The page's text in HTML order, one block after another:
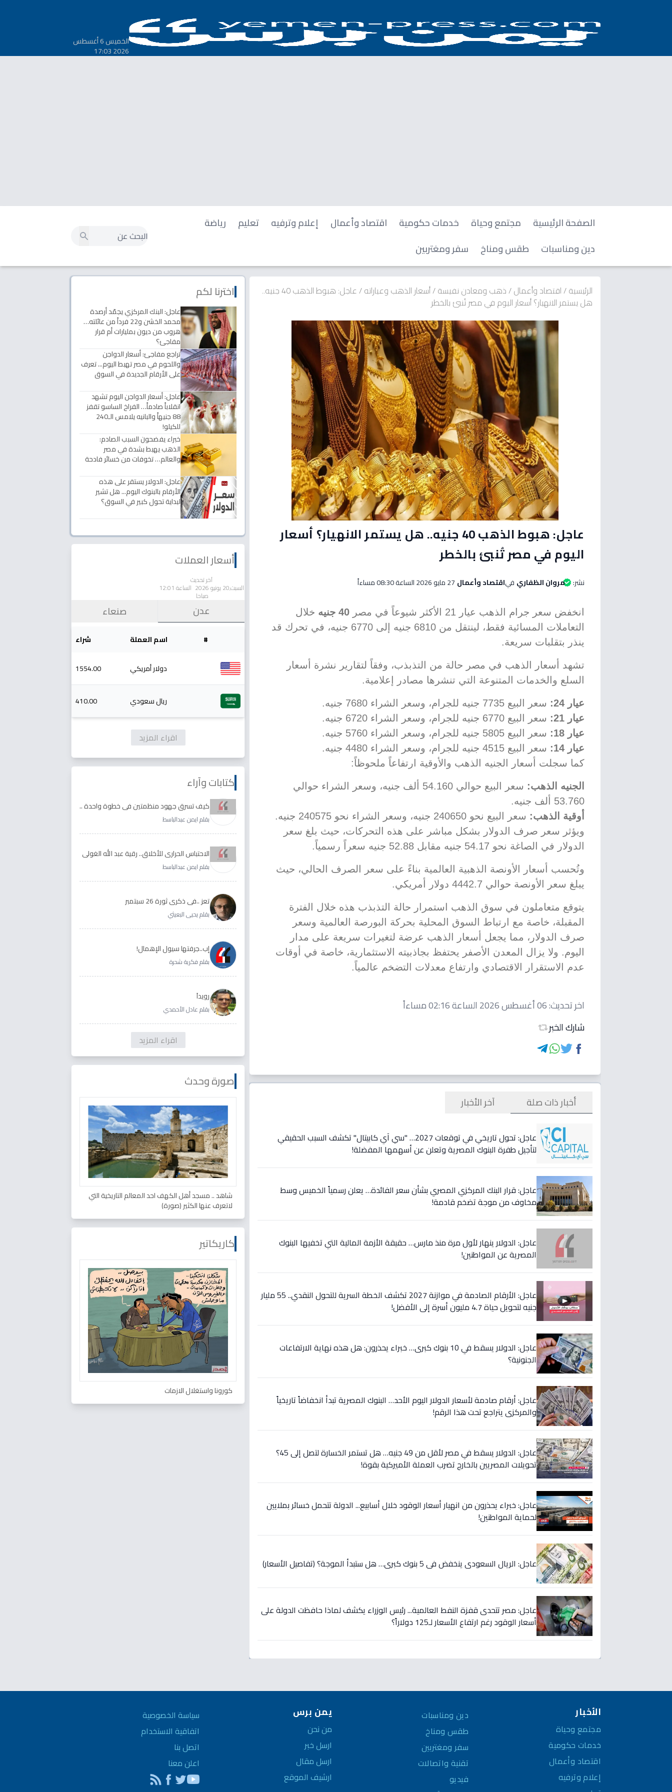
الخميس 6 أغسطس
2026 17:03
الصفحة الرئيسية مجتمع وحياة خدمات حكومية اقتصاد وأعمال إعلام وترفيه تعليم
رياضة
دين ومناسبات
طقس ومناخ سفر ومغتربين
الرئيسية/اقتصاد وأعمال/ذهب ومعادن نفيسة/أسعار الذهب وعياراته/
عاجل: هبوط الذهب 40 جنيه..
هل يستمر الانهيار؟ أسعار اليوم في مصر تُنبئ بالخطر
عاجل: هبوط الذهب 40 جنيه.. هل يستمر الانهيار؟ أسعار
اليوم في مصر تُنبئ بالخطر
نشر: مروان الظفاري فياقتصاد وأعمال 27 مايو 2026 الساعة 08:30 مساءاً
انخفض سعر جرام الذهب عيار 21 الأكثر شيوعاً في مصر 40 جنيه
خلال
التعاملات المسائية فقط، لينتقل من 6810 جنيه إلى 6770 جنيه، في تحرك قد
ينذر بتقلبات سريعة.
تشهد أسعار الذهب في مصر حالة من التذبذب، وفقاً لتقارير نشرة أسعار
السلع والخدمات المتنوعة التي تنشرها مصادر إعلامية.
عيار 24:
سعر البيع 7735 جنيه للجرام، وسعر الشراء 7680 جنيه.
عيار 21:
سعر البيع 6770 جنيه للجرام، وسعر الشراء 6720 جنيه.
عيار 18:
سعر البيع 5805 جنيه للجرام، وسعر الشراء 5760 جنيه.
عيار 14:
سعر البيع 4515 جنيه للجرام، وسعر الشراء 4480 جنيه.
كما سجلت أسعار الجنيه الذهب والأوقية ارتفاعاً ملحوظاً:
الجنيه الذهب:
سعر البيع حوالي 54.160 ألف جنيه، وسعر الشراء حوالي
53.760 ألف جنيه.
أوقية الذهب: سعر البيع نحو 240650 جنيه، وسعر الشراء نحو 240575 جنيه.
ويؤثر سعر صرف الدولار بشكل مباشر على هذه التحركات، حيث بلغ سعر
الدولار في الصاغة نحو 54.17 جنيه مقابل 52.88 جنيه سعراً رسمياً.
وتُحسب أسعار الأونصة الذهبية العالمية بناءً على سعر الصرف الحالي، حيث
يبلغ سعر الأونصة حوالي 4442.7 دولار أمريكي.
يتوقع متعاملون في سوق الذهب استمرار حالة التذبذب هذه خلال الفترة
المقبلة، خاصة مع ارتباط السوق المحلية بحركة البورصة العالمية وسعر
صرف الدولار، مما يجعل أسعار الذهب عرضة لتغيرات سريعة على مدار
اليوم. ولا يزال المعدن الأصفر يحتفظ بجاذبيته الاستثمارية، خاصة في أوقات
عدم الاستقرار الاقتصادي وارتفاع معدلات التضخم عالمياً.
اخر تحديث:06 أغسطس 2026 الساعة 02:16 مساءاً
شارك الخبر
أخبار ذات صلة آخر الأخبار
عاجل: تحول تاريخي في توقعات 2027… "سي آي كابيتال" تكشف السبب الحقيقي
لتأجيل طفرة البنوك المصرية وتعلن عن أسهمها المفضلة!
عاجل: قرار البنك المركزي المصري بشأن سعر الفائدة… يعلن رسمياً الخميس وسط
مخاوف من موجة تضخم قادمة!
عاجل: الدولار ينهار لأول مرة منذ مارس… حقيقة الأزمة المالية التي تخفيها البنوك
المصرية عن المواطنين!
عاجل: الأرقام الصادمة في موازنة 2027 تكشف الخطة السرية للتحول النقدي.. 55 مليار
جنيه لتحويل حياة 4.7 مليون أسرة إلى الأفضل!
عاجل: الدولار يسقط في 10 بنوك كبرى… خبراء يحذرون: هل هذه نهاية الارتفاعات
الجنونية؟
عاجل: أرقام صادمة لأسعار الدولار اليوم الأحد… البنوك المصرية تبدأ انخفاضاً تاريخياً
والمركزي يتراجع تحت هذا الرقم!
عاجل: الدولار يسقط في مصر لأقل من 49 جنيه… هل تستمر الخسارة لتصل إلى 45؟
تحويلات المصريين بالخارج تضرب العملة الأميركية بقوة!
عاجل: خبراء يحذرون من انهيار أسعار الوقود خلال أسابيع... الدولة تتحمل خسائر بملايين
لحماية المواطنين!
عاجل: الريال السعودي ينخفض في 5 بنوك كبرى… هل ستبدأ الموجة؟ (تفاصيل الأسعار)
عاجل: مصر تتحدى قفزة النفط العالمية... رئيس الوزراء يكشف لماذا حافظت الدولة على
أسعار الوقود رغم ارتفاع الأسعار لـ125 دولاراً؟
اخترنا لكم
عاجل: البنك المركزي يجمّد أرصدة
محمد الخشن و22 فرداً من عائلته…
هروب من ديون بمليارات أم قرار
مفاجئ؟
تراجع مفاجئ: أسعار الدواجن
واللحوم في مصر تهبط اليوم... تعرف
على الأرقام الجديدة في السوق
عاجل: أسعار الدواجن اليوم تشهد
انقلاباً صادماً… الفراخ الساسو تقفز
88 جنيهاً والبانيه يلامس الـ240
للكيلو!
خبراء يفضحون السبب الصادم:
الذهب يهبط بشدة في مصر
والعالم… تخوفات من خسائر فادحة
عاجل: الدولار يستقر على هذه
الأرقام بالبنوك اليوم... هل تشير
لبداية تحول كبير في السوق؟
أسعار العملات
آخر تحديث
السبت,20 يونيو 2026 الساعة 12:01
صباحا
عدن صنعاء
# اسم العملة شراء
دولار أمريكي 1554.00
ريال سعودي 410.00
اقراء المزيد
كتابات وآراء
كيف تسرق جهود منظمتين في خطوة واحدة ..
الأجابة لدى رقية عبد الله الغولي وغدير طيره
بقلم ايمن عبدالباسط
الاحتباس الحراري للأخلاق.. رقية عبد الله الغولي
وغدير طيره نموذجا
بقلم ايمن عبدالباسط
تعز ..في ذكرى ثورة 26 سبتمبر
بقلم يحيى البعيثي
إب..جرفتها سيول الإهمال!
بقلم فكرية شحرة
رويداَ
بقلم عادل الأحمدي
اقراء المزيد
صورة وحدث
شاهد .. مسجد أهل الكهف احد المعالم التاريخية التي
لاتعرف عنها الكثير (صورة)
كاريكاتير
كورونا واستغلال الازمات
الأخبار
مجتمع وحياة
خدمات حكومية
اقتصاد وأعمال
إعلام وترفيه
دين ومناسبات
طقس ومناخ
سفر ومغتربين
تقنية واتصالات
فيديو
يمن برس
من نحن
ارسل خبر
ارسل مقال
ارشيف الموقع
سياسة الخصوصية
اتفاقية الاستخدام
اتصل بنا
اعلن معنا